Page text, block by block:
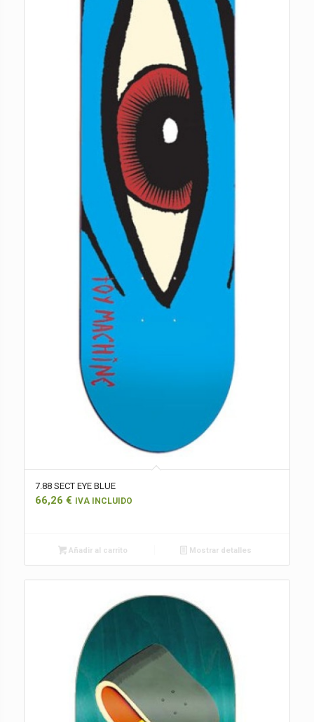
7.88 SECT EYE BLUE
66,26 € IVA INCLUIDO
Añadir al carrito Mostrar detalles